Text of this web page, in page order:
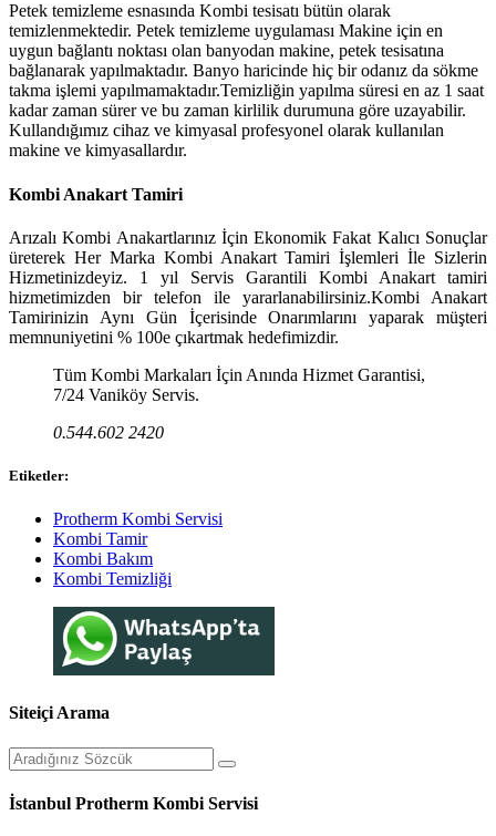
Petek temizleme esnasında Kombi tesisatı bütün olarak
temizlenmektedir. Petek temizleme uygulaması Makine için en
uygun bağlantı noktası olan banyodan makine, petek tesisatına
bağlanarak yapılmaktadır. Banyo haricinde hiç bir odanız da sökme
takma işlemi yapılmamaktadır.Temizliğin yapılma süresi en az 1 saat
kadar zaman sürer ve bu zaman kirlilik durumuna göre uzayabilir.
Kullandığımız cihaz ve kimyasal profesyonel olarak kullanılan
makine ve kimyasallardır.
Kombi Anakart Tamiri
Arızalı Kombi Anakartlarınız İçin Ekonomik Fakat Kalıcı Sonuçlar
üreterek Her Marka Kombi Anakart Tamiri İşlemleri İle Sizlerin
Hizmetinizdeyiz. 1 yıl Servis Garantili Kombi Anakart tamiri
hizmetimizden bir telefon ile yararlanabilirsiniz.Kombi Anakart
Tamirinizin Aynı Gün İçerisinde Onarımlarını yaparak müşteri
memnuniyetini % 100e çıkartmak hedefimizdir.
Tüm Kombi Markaları İçin Anında Hizmet Garantisi,
7/24 Vaniköy Servis.
0.544.602 2420
Etiketler:
Protherm Kombi Servisi
Kombi Tamir
Kombi Bakım
Kombi Temizliği
Siteiçi Arama
İstanbul Protherm Kombi Servisi